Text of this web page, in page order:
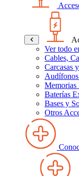
Ver todo
Cables,
Carcasas
Baterías
Bases y
Otros